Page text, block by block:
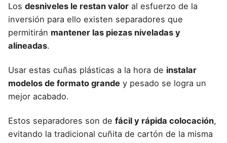
Los desniveles le restan valor al esfuerzo de la
inversión para ello existen separadores que
permitirán mantener las piezas niveladas y
alineadas.
Usar estas cuñas plásticas a la hora de instalar
modelos de formato grande y pesado se logra un
mejor acabado.
Estos separadores son de fácil y rápida colocación,
evitando la tradicional cuñita de cartón de la misma